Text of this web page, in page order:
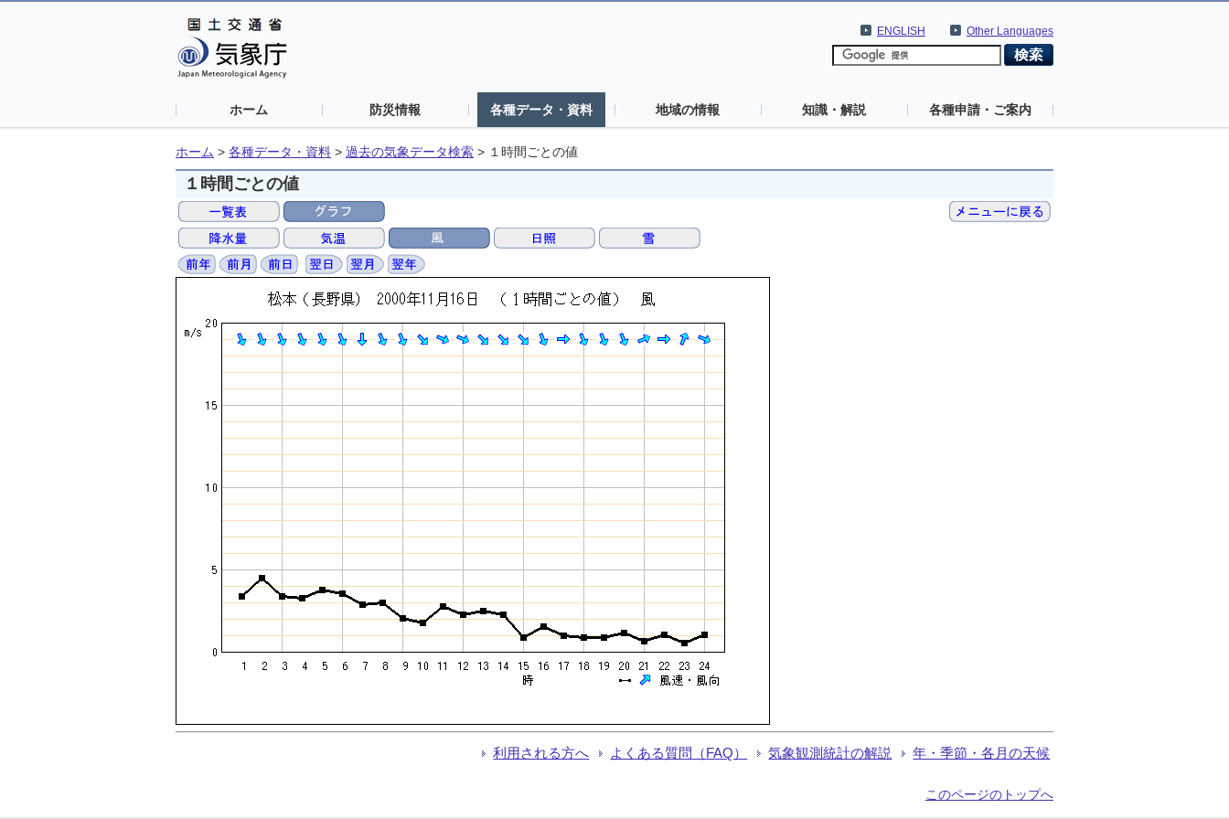
Other Languages
ENGLISH
ホーム 防災情報 各種データ・資料 地域の情報 知識・解説 各種申請・ご案内
ホーム > 各種データ・資料 > 過去の気象データ検索 > １時間ごとの値
１時間ごとの値
利用される方へ よくある質問（FAQ） 気象観測統計の解説 年・季節・各月の天候
このページのトップへ